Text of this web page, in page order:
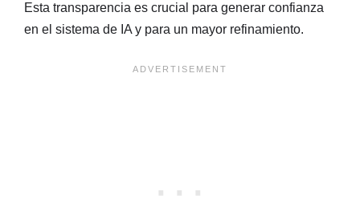
Esta transparencia es crucial para generar confianza
en el sistema de IA y para un mayor refinamiento.